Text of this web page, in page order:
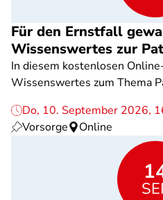
Für den Ernstfall
Wissenswertes zur
In diesem kostenlosen
Wissenswertes zum Thema
Do, 10. September 2026,
Vorsorge
Online